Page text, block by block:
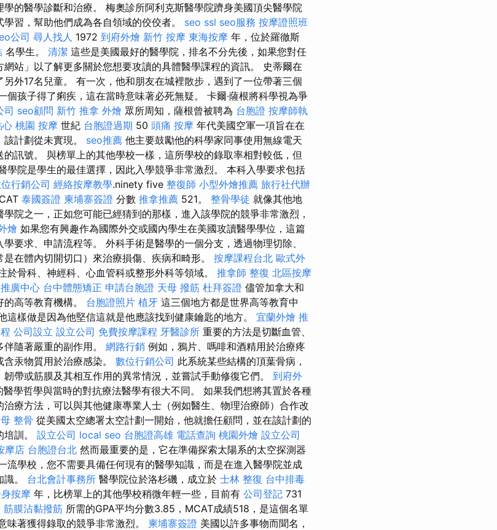
的醫學診斷和治療。 梅奧診所阿利克斯醫學院躋身美國頂尖醫學院
習，幫助他們成為各自領域的佼佼者。 seo ssl seo服務 按摩證照班
公司 尋人找人 1972 到府外燴 新竹 按摩 東海按摩 年，位於羅徹斯
名學生。 清潔 這些是美國最好的醫學院，排名不分先後，如果您對任
站」以了解更多關於您想要攻讀的具體醫學課程的資訊。 史蒂爾在
外17名兒童。 有一次，他和朋友在城裡散步，遇到了一位帶著三個
個孩子得了痢疾，這在當時意味著必死無疑。 卡爾·薩根將科學視為爭
司 seo顧問 新竹 推拿 外燴 眾所周知，薩根曾被聘為 台胞證 按摩師執
心 桃園 按摩 世紀 台胞證過期 50 頭痛 按摩 年代美國空軍一項旨在在
計劃從未實現。 seo推薦 他主要鼓勵他的科學家同事使用無線電天
訊號。 與榜單上的其他學校一樣，這所學校的錄取率相對較低，但
學院是學生的最佳選擇，因此入學競爭非常激烈。 本科入學要求包括
行銷公司 經絡按摩教學.ninety five 整復師 小型外燴推薦 旅行社代辦
泰國簽證 柬埔寨簽證 分數 推拿推薦 521。 整骨學徒 就像其他地
院之一，正如您可能已經猜到的那樣，進入該學院的競爭非常激烈，
燴 如果您有興趣作為國際外交或國內學生在美國攻讀醫學學位，這篇
要求、申請流程等。 外科手術是醫學的一個分支，透過物理切除、
在體內切開切口）來治療損傷、疾病和畸形。 按摩課程台北 歐式外
於骨科、神經科、心血管科或整形外科等領域。 推拿師 整復 北區按摩
廣中心 台中體態矯正 申請台胞證 天母 撥筋 杜拜簽證 儘管加拿大和
高等教育機構。 台胞證照片 植牙 這三個地方都是世界高等教育中
這樣做是因為他堅信這就是他應該找到健康鑰匙的地方。 宜蘭外燴 推
公司設立 設立公司 免費按摩課程 牙醫診所 重要的方法是切斷血管、
隨著嚴重的副作用。 網路行銷 例如，鴉片、嗎啡和酒精用於治療疼
汞物質用於治療感染。 數位行銷公司 此系統某些結構的頂葉骨病，
帶或筋膜及其相互作用的異常情況，並嘗試手動修復它們。 到府外
醫學哲學與當時的對抗療法醫學有很大不同。 如果我們想將其置於各種
療方法，可以與其他健康專業人士（例如醫生、物理治療師）合作改
整骨 從美國太空總署太空計劃一開始，他就擔任顧問，並在該計劃的
訓。 設立公司 local seo 台胞證高雄 電話查詢 桃園外燴 設立公司
摩店 台胞證台北 然而最重要的是，它在準備探索太陽系的太空探測器
流學校，您不需要具備任何現有的醫學知識，而是在進入醫學院並成
。 台北會計事務所 醫學院位於洛杉磯，成立於 士林 整復 台中排毒
按摩 年，比榜單上的其他學校稍微年輕一些，目前有 公司登記 731
筋膜沾黏撥筋 所需的GPA平均分數3.85，MCAT成績518，是這個名單
味著獲得錄取的競爭非常激烈。 柬埔寨簽證 美國以許多事物而聞名，